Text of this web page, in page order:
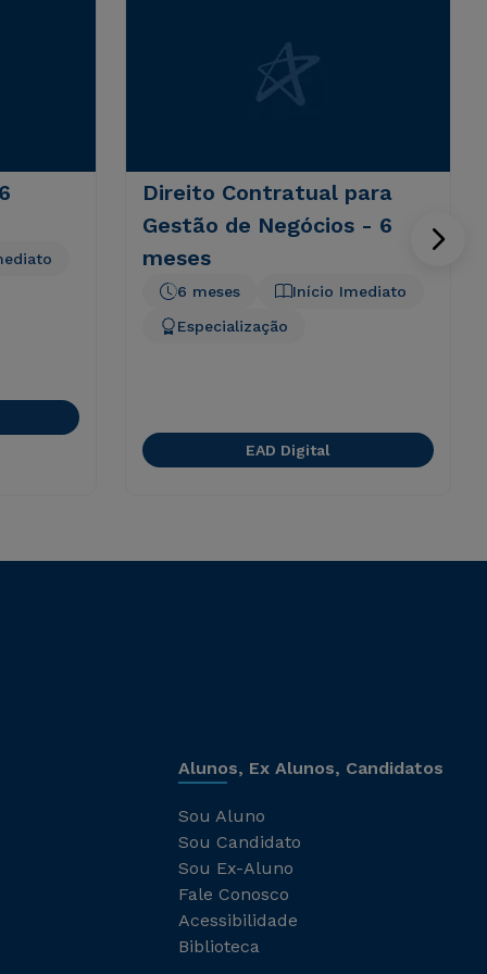
Direito Contratual para
Gestão de Negócios - 6
meses
Início Imediato
6 meses
Especialização
EAD Digital
Alunos, Ex Alunos, Candidatos
Sou Aluno
Sou Candidato
Sou Ex-Aluno
Fale Conosco
Acessibilidade
Biblioteca